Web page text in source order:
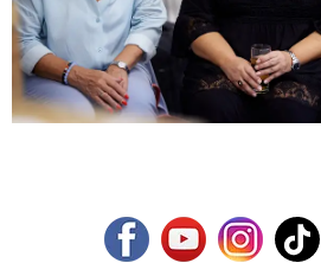
FacebookYoutubeInstagram
TikTok